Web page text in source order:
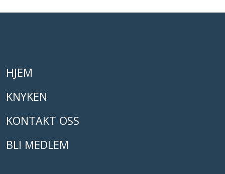
HJEM
KNYKEN
KONTAKT OSS
BLI MEDLEM